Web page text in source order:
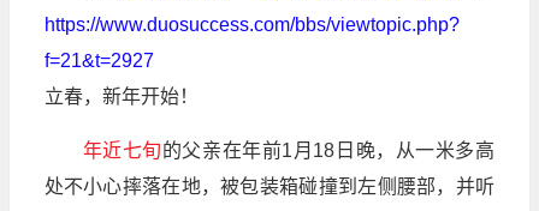
https://www.duosuccess.com/bbs/viewtopic.php?
f=21&t=2927
立春，新年开始！
年近七旬的父亲在年前1月18日晚，从一米多高
处不小心摔落在地，被包装箱碰撞到左侧腰部，并听